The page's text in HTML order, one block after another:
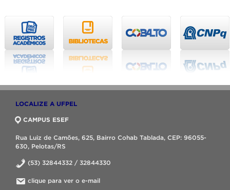
LOCALIZE A UFPEL
CAMPUS ESEF
Rua Luiz de Camões, 625, Bairro Cohab Tablada, CEP: 96055-
630, Pelotas/RS
(53) 32844332 / 32844330
clique para ver o e-mail